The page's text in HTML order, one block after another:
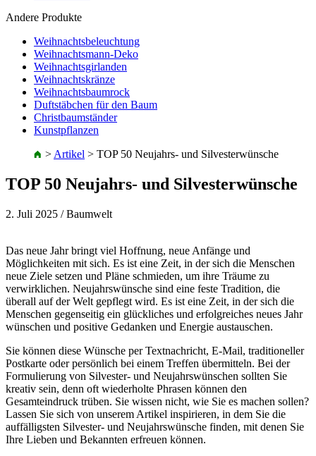
Andere Produkte
Weihnachtsbeleuchtung
Weihnachtsmann-Deko
Weihnachtsgirlanden
Weihnachtskränze
Weihnachtsbaumrock
Duftstäbchen für den Baum
Christbaumständer
Kunstpflanzen
> Artikel > TOP 50 Neujahrs- und Silvesterwünsche
TOP 50 Neujahrs- und Silvesterwünsche
2. Juli 2025 / Baumwelt
Das neue Jahr bringt viel Hoffnung, neue Anfänge und
Möglichkeiten mit sich. Es ist eine Zeit, in der sich die Menschen
neue Ziele setzen und Pläne schmieden, um ihre Träume zu
verwirklichen. Neujahrswünsche sind eine feste Tradition, die
überall auf der Welt gepflegt wird. Es ist eine Zeit, in der sich die
Menschen gegenseitig ein glückliches und erfolgreiches neues Jahr
wünschen und positive Gedanken und Energie austauschen.
Sie können diese Wünsche per Textnachricht, E-Mail, traditioneller
Postkarte oder persönlich bei einem Treffen übermitteln. Bei der
Formulierung von Silvester- und Neujahrswünschen sollten Sie
kreativ sein, denn oft wiederholte Phrasen können den
Gesamteindruck trüben. Sie wissen nicht, wie Sie es machen sollen?
Lassen Sie sich von unserem Artikel inspirieren, in dem Sie die
auffälligsten Silvester- und Neujahrswünsche finden, mit denen Sie
Ihre Lieben und Bekannten erfreuen können.